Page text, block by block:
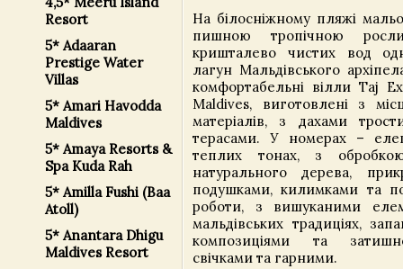
Resort
5* Adaaran
Prestige Water
Villas
5* Amari Havodda
Maldives
5* Amaya Resorts &
Spa Kuda Rah
5* Amilla Fushi (Baa
Atoll)
5* Anantara Dhigu
Maldives Resort
На білосніжному пляжі
пишною тропічною
кришталево чистих вод
лагун Мальдівського
комфортабельні вілли Taj
Maldives, виготовлені з
матеріалів, з дахами
терасами. У номерах –
теплих тонах, з
натурального дерева,
подушками, килимками та
роботи, з вишуканими
мальдівських традиціях,
композиціями та
свічками та гарними.